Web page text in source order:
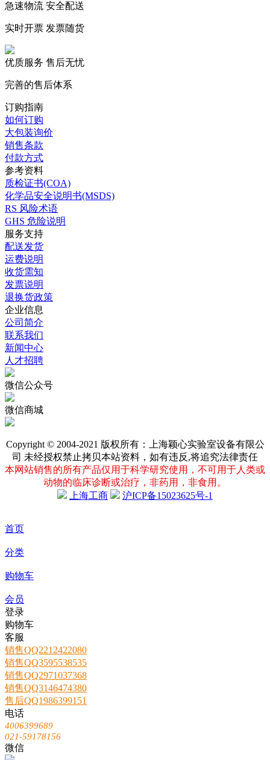
急速物流 安全配送
实时开票 发票随货
优质服务 售后无忧
完善的售后体系
订购指南
如何订购
大包装询价
销售条款
付款方式
参考资料
质检证书(COA)
化学品安全说明书(MSDS)
RS 风险术语
GHS 危险说明
服务支持
配送发货
运费说明
收货需知
发票说明
退换货政策
企业信息
公司简介
联系我们
新闻中心
人才招聘
微信公众号
微信商城
Copyright © 2004-2021 版权所有：上海颖心实验室设备有限公
司 未经授权禁止拷贝本站资料，如有违反,将追究法律责任
本网站销售的所有产品仅用于科学研究使用，不可用于人类或
动物的临床诊断或治疗，非药用，非食用。
上海工商
沪ICP备15023625号-1
首页
分类
购物车
会员
登录
购物车
客服
销售QQ2212422080
销售QQ3595538535
销售QQ2971037368
销售QQ3146474380
售后QQ1986399151
电话
4006399689
021-59178156
微信